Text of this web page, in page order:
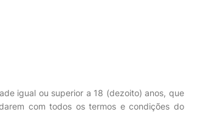
igual ou superior a 18 (dezoito) anos, que
com todos os termos e condições do